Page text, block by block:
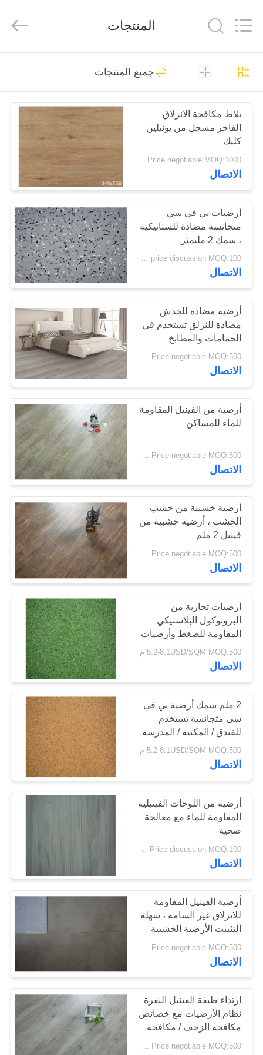
المنزل
المنتجات
برنامج
VR
حولنا
جولة
في
المصنع
مراقبة
الجودة
اتصل
بنا
أخبار
القضايا
اطلب
اقتباس
خريطة
الموقع
سياسة
الخصوصية
CO.,LTD.
Developed
ECER
الأرضيات المرنة من
البلاستيك
أرضيات الفينيل
الفاخرة
18
أرضيات متجانسة من
PVC
25
أرضيات من
البروتوكول في
المستشفى
أرضيات PVC مضادة
للستاتيكية
23
ورق PVC مضاد
للستاتيكية
15
أرضية الفينيل الجافة
49
أرضيات الفينيل ذاتية
الارتباط
51
المنتجات
جميع المنتجات
بلاط مكافحة الانزلاق
الفاخر مسجل من يونيلين
كليك
Price negotiable MOQ:1000 متر مربع
الاتصال
أرضيات بي في سي
متجانسة مضادة للستاتيكية
، سمك 2 مليمتر
price discussion MOQ:100 مترا مربعا
الاتصال
أرضية مضادة للخدش
مضادة للنزلق تستخدم في
الحمامات والمطابخ
Price negotiable MOQ:500 متر مربع
الاتصال
أرضية من الفينيل المقاومة
للماء للمساكن
الاتصال
أرضية خشبية من خشب
الخشب ، أرضية خشبية من
فينيل 2 ملم
Price negotiable MOQ:500 متر مربع
الاتصال
أرضيات تجارية من
البروتوكول البلاستيكي
المقاومة للضغط وأرضيات
داخلية من الفينيل عالية
الصلابة
5.2-8.1USD/SQM MOQ:500 م
الاتصال
2 ملم سمك أرضية بي في
سي متجانسة تستخدم
للفندق / المكتبة / المدرسة
5.2-8.1USD/SQM MOQ:500 م
الاتصال
أرضية من اللوحات الفينيلية
المقاومة للماء مع معالجة
صحية
الاتصال
أرضية الفينيل المقاومة
للانزلاق غير السامة ، سهلة
التثبيت الأرضية الخشبية
Price negotiable MOQ:500 متر مربع
الاتصال
ارتداء طبقة الفينيل النقرة
نظام الأرضيات مع خصائص
مكافحة الزحف / مكافحة
الخدش
Price negotiable MOQ:500 متر مربع